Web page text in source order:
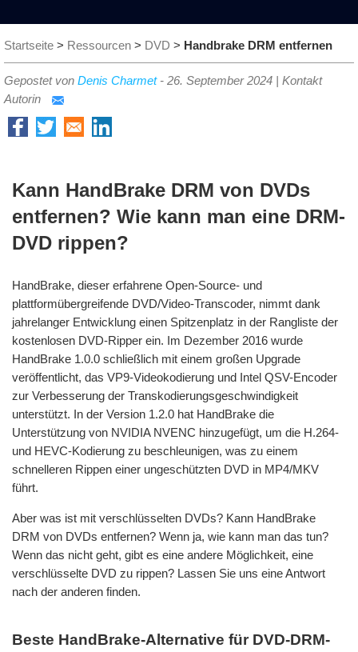
Startseite > Ressourcen > DVD > Handbrake DRM entfernen
Gepostet von Denis Charmet- 26. September 2024 | Kontakt
Autorin
Kann HandBrake DRM von DVDs
entfernen? Wie kann man eine DRM-
DVD rippen?
HandBrake, dieser erfahrene Open-Source- und
plattformübergreifende DVD/Video-Transcoder, nimmt dank
jahrelanger Entwicklung einen Spitzenplatz in der Rangliste der
kostenlosen DVD-Ripper ein. Im Dezember 2016 wurde
HandBrake 1.0.0 schließlich mit einem großen Upgrade
veröffentlicht, das VP9-Videokodierung und Intel QSV-Encoder
zur Verbesserung der Transkodierungsgeschwindigkeit
unterstützt. In der Version 1.2.0 hat HandBrake die
Unterstützung von NVIDIA NVENC hinzugefügt, um die H.264-
und HEVC-Kodierung zu beschleunigen, was zu einem
schnelleren Rippen einer ungeschützten DVD in MP4/MKV
führt.
Aber was ist mit verschlüsselten DVDs? Kann HandBrake
DRM von DVDs entfernen? Wenn ja, wie kann man das tun?
Wenn das nicht geht, gibt es eine andere Möglichkeit, eine
verschlüsselte DVD zu rippen? Lassen Sie uns eine Antwort
nach der anderen finden.
Beste HandBrake-Alternative für DVD-DRM-